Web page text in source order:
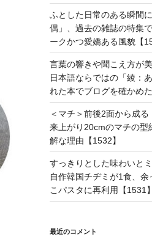
ふとした日常のある瞬間
偶」、過去の雑誌の特集
ークかつ愛嬌ある風貌【
言葉の響きや聞こえ方が
日本語ならではの「綾：
れた本でブログを確かめた
＜マチ＞前後2面から成
来上がり20cmのマチの型
解な理由【1532】
すっきりとした味わいと
自作韓国チヂミが1食、
こパスタに再利用【1531】
最近のコメント